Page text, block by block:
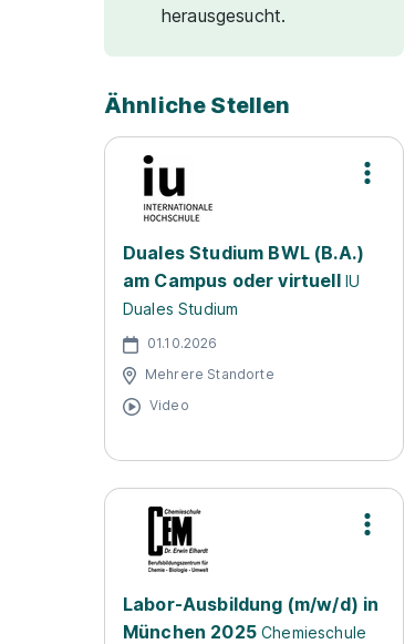
herausgesucht.
Ähnliche Stellen
Duales Studium BWL (B.A.)
am Campus oder virtuell IU
Duales Studium
01.10.2026
Mehrere Standorte
Video
Labor-Ausbildung (m/w/d) in
München 2025 Chemieschule